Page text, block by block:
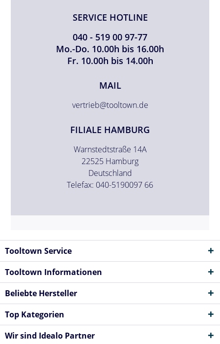
SERVICE HOTLINE
040 - 519 00 97-77
Mo.-Do. 10.00h bis 16.00h
Fr. 10.00h bis 14.00h
MAIL
vertrieb@tooltown.de
FILIALE HAMBURG
Warnstedtstraße 14A
22525 Hamburg
Deutschland
Telefax: 040-5190097 66
Tooltown Service
Tooltown Informationen
Beliebte Hersteller
Top Kategorien
Wir sind Idealo Partner